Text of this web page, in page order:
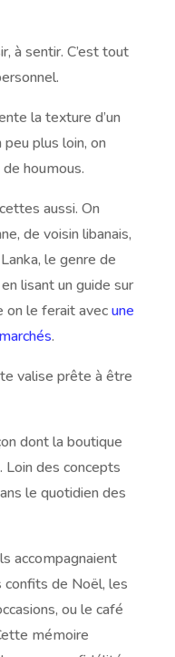
à sentir. C’est tout
la texture d’un
peu plus loin, on
houmous.
aussi. On
de voisin libanais,
le genre de
lisant un guide sur
on le ferait avecune
.
valise prête à être
dont la boutique
. Loin des concepts
le quotidien des
accompagnaient
confits de Noël, les
ou le café
mémoire